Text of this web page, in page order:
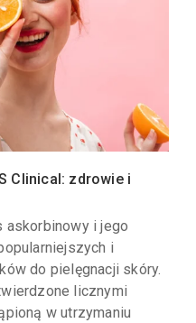
Clinical: zdrowie i
askorbinowy i jego
i
do pielęgnacji skóry.
licznymi
w utrzymaniu